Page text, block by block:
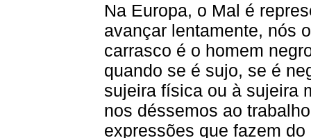
Na Europa, o Mal é
avançar lentamente, nós
carrasco é o homem
quando se é sujo, se é
sujeira física ou à sujeira
nos déssemos ao
expressões que fazem